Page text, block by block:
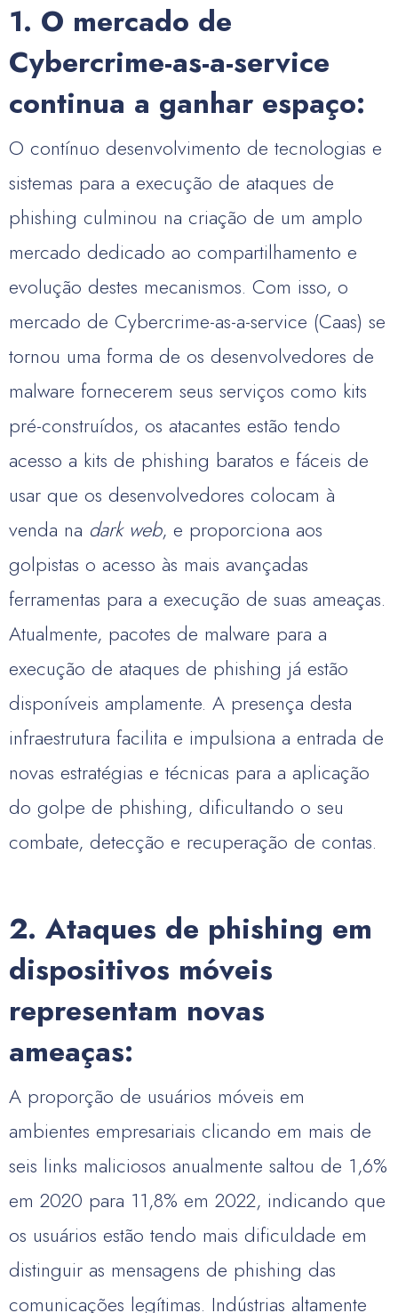
1. O mercado de
Cybercrime-as-a-service
continua a ganhar espaço:
O contínuo desenvolvimento de tecnologias e
sistemas para a execução de ataques de
phishing culminou na criação de um amplo
mercado dedicado ao compartilhamento e
evolução destes mecanismos. Com isso, o
mercado de Cybercrime-as-a-service (Caas) se
tornou uma forma de os desenvolvedores de
malware fornecerem seus serviços como kits
pré-construídos, os atacantes estão tendo
acesso a kits de phishing baratos e fáceis de
usar que os desenvolvedores colocam à
venda na dark web, e proporciona aos
golpistas o acesso às mais avançadas
ferramentas para a execução de suas ameaças.
Atualmente, pacotes de malware para a
execução de ataques de phishing já estão
disponíveis amplamente. A presença desta
infraestrutura facilita e impulsiona a entrada de
novas estratégias e técnicas para a aplicação
do golpe de phishing, dificultando o seu
combate, detecção e recuperação de contas.
2. Ataques de phishing em
dispositivos móveis
representam novas
ameaças:
A proporção de usuários móveis em
ambientes empresariais clicando em mais de
seis links maliciosos anualmente saltou de 1,6%
em 2020 para 11,8% em 2022, indicando que
os usuários estão tendo mais dificuldade em
distinguir as mensagens de phishing das
comunicações legítimas. Indústrias altamente